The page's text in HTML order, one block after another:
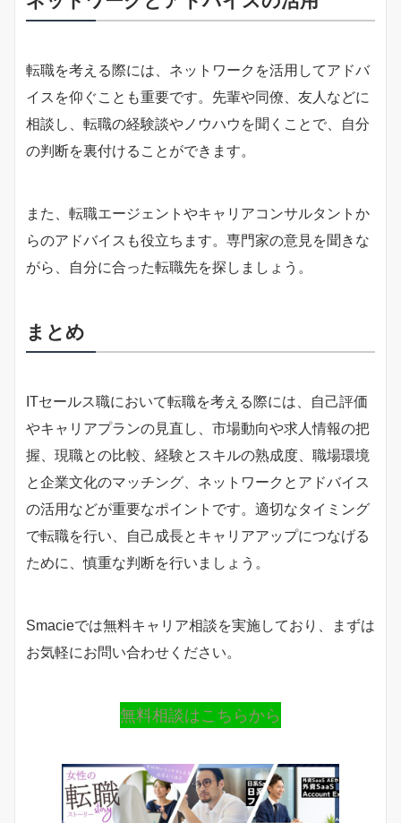
転職を考える際には、ネットワークを活用してアドバ
イスを仰ぐことも重要です。先輩や同僚、友人などに
相談し、転職の経験談やノウハウを聞くことで、自分
の判断を裏付けることができます。
また、転職エージェントやキャリアコンサルタントか
らのアドバイスも役立ちます。専門家の意見を聞きな
がら、自分に合った転職先を探しましょう。
まとめ
ITセールス職において転職を考える際には、自己評価
やキャリアプランの見直し、市場動向や求人情報の把
握、現職との比較、経験とスキルの熟成度、職場環境
と企業文化のマッチング、ネットワークとアドバイス
の活用などが重要なポイントです。適切なタイミング
で転職を行い、自己成長とキャリアアップにつなげる
ために、慎重な判断を行いましょう。
Smacieでは無料キャリア相談を実施しており、まずは
お気軽にお問い合わせください。
無料相談はこちらから